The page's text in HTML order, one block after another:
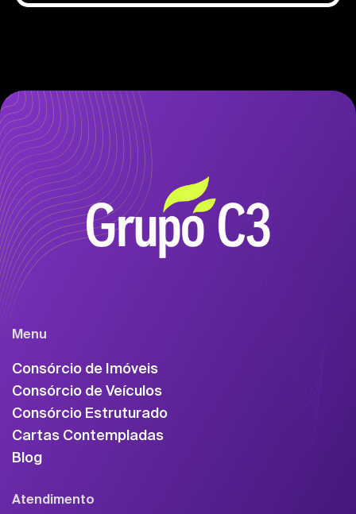
Menu
Consórcio de Imóveis
Consórcio de Veículos
Consórcio Estruturado
Cartas Contempladas
Blog
Atendimento